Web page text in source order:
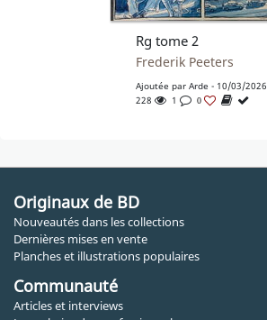
Rg tome 2
Frederik Peeters
Ajoutée par Arde - 10/03/2026
228
1 0
Originaux de BD
Nouveautés dans les collections
Dernières mises en vente
Planches et illustrations populaires
Communauté
Articles et interviews